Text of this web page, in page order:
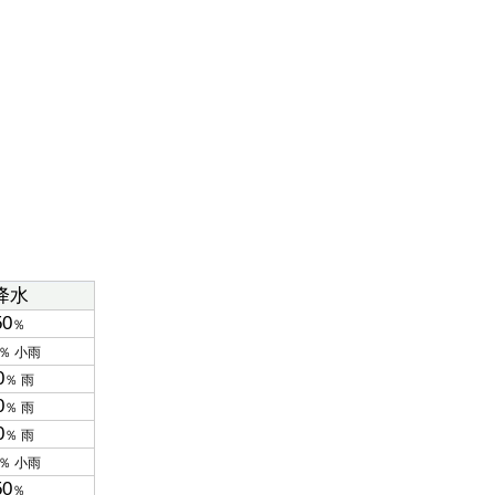
水
％
小雨
％ 雨
％ 雨
％ 雨
小雨
％